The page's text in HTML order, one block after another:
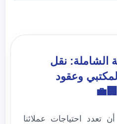
الشاملة: نقل
وعقود
تعدد احتياجات عملائنا